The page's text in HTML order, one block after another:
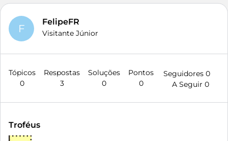
F
FelipeFR
Visitante Júnior
Tópicos
0
Respostas
3
Soluções
0
Pontos
0
Seguidores 0
A Seguir 0
Troféus